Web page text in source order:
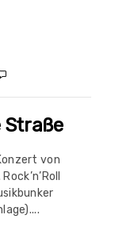
Straße
von